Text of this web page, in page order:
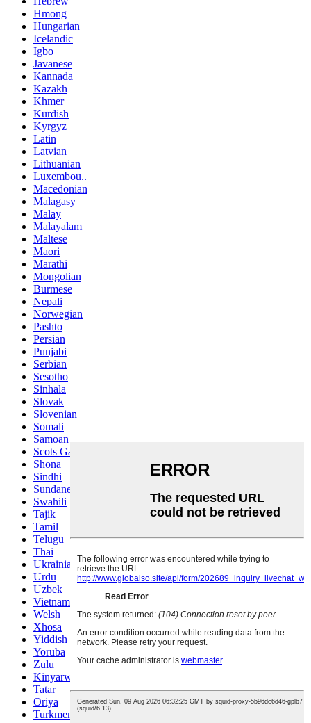
Hmong
Hungarian
Icelandic
Igbo
Javanese
Kannada
Kazakh
Khmer
Kurdish
Kyrgyz
Latin
Latvian
Lithuanian
Luxembou..
Macedonian
Malagasy
Malay
Malayalam
Maltese
Maori
Marathi
Mongolian
Burmese
Nepali
Norwegian
Pashto
Persian
Punjabi
Serbian
Sesotho
Sinhala
Slovak
Slovenian
Somali
Samoan
Scots Gaelic
Shona
Sindhi
Sundanese
Swahili
Tajik
Tamil
Telugu
Thai
Ukrainian
Urdu
Uzbek
Vietnamese
Welsh
Xhosa
Yiddish
Yoruba
Zulu
Kinyarwanda
Tatar
Oriya
Turkmen